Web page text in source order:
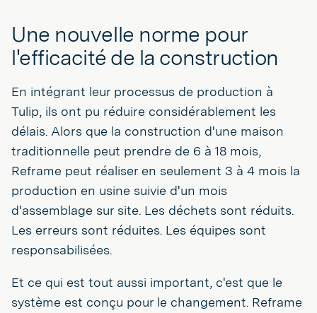
Une nouvelle norme pour
l'efficacité de la construction
En intégrant leur processus de production à
Tulip, ils ont pu réduire considérablement les
délais. Alors que la construction d'une maison
traditionnelle peut prendre de 6 à 18 mois,
Reframe peut réaliser en seulement 3 à 4 mois la
production en usine suivie d'un mois
d'assemblage sur site. Les déchets sont réduits.
Les erreurs sont réduites. Les équipes sont
responsabilisées.
Et ce qui est tout aussi important, c'est que le
système est conçu pour le changement. Reframe